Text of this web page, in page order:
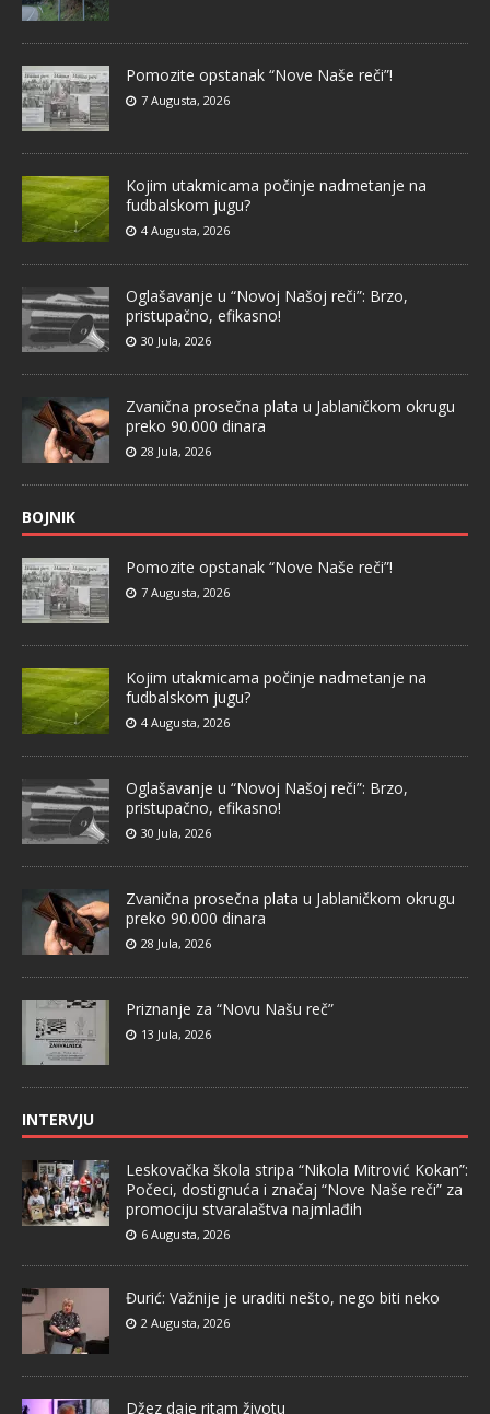
Pomozite opstanak “Nove Naše reči”!
7 Augusta, 2026
Kojim utakmicama počinje nadmetanje na
fudbalskom jugu?
4 Augusta, 2026
Oglašavanje u “Novoj Našoj reči”: Brzo,
pristupačno, efikasno!
30 Jula, 2026
Zvanična prosečna plata u Jablaničkom okrugu
preko 90.000 dinara
28 Jula, 2026
BOJNIK
Pomozite opstanak “Nove Naše reči”!
7 Augusta, 2026
Kojim utakmicama počinje nadmetanje na
fudbalskom jugu?
4 Augusta, 2026
Oglašavanje u “Novoj Našoj reči”: Brzo,
pristupačno, efikasno!
30 Jula, 2026
Zvanična prosečna plata u Jablaničkom okrugu
preko 90.000 dinara
28 Jula, 2026
Priznanje za “Novu Našu reč”
13 Jula, 2026
INTERVJU
Leskovačka škola stripa “Nikola Mitrović Kokan”:
Počeci, dostignuća i značaj “Nove Naše reči” za
promociju stvaralaštva najmlađih
6 Augusta, 2026
Đurić: Važnije je uraditi nešto, nego biti neko
2 Augusta, 2026
Džez daje ritam životu